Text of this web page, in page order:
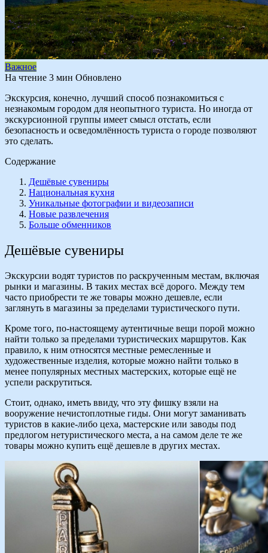
Важное
На чтение 3 мин Обновлено
Экскурсия, конечно, лучший способ познакомиться с
незнакомым городом для неопытного туриста. Но иногда от
экскурсионной группы имеет смысл отстать, если
безопасность и осведомлённость туриста о городе позволяют
это сделать.
Содержание
Дешёвые сувениры
Национальная кухня
Уникальные фотографии и видеозаписи
Новые развлечения
Больше обменников
Дешёвые сувениры
Экскурсии водят туристов по раскрученным местам, включая
рынки и магазины. В таких местах всё дорого. Между тем
часто приобрести те же товары можно дешевле, если
заглянуть в магазины за пределами туристического пути.
Кроме того, по-настоящему аутентичные вещи порой можно
найти только за пределами туристических маршрутов. Как
правило, к ним относятся местные ремесленные и
художественные изделия, которые можно найти только в
менее популярных местных мастерских, которые ещё не
успели раскрутиться.
Стоит, однако, иметь ввиду, что эту фишку взяли на
вооружение нечистоплотные гиды. Они могут заманивать
туристов в какие-либо цеха, мастерские или заводы под
предлогом нетуристического места, а на самом деле те же
товары можно купить ещё дешевле в других местах.